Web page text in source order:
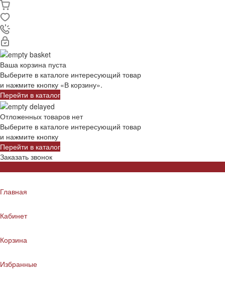
Ваша корзина пуста
Выберите в каталоге интересующий товар
и нажмите кнопку «В корзину».
Перейти в каталог
Отложенных товаров нет
Выберите в каталоге интересующий товар
и нажмите кнопку
Перейти в каталог
Заказать звонок
Главная
Кабинет
Корзина
Избранные